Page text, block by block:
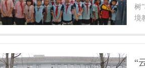
树
境
“